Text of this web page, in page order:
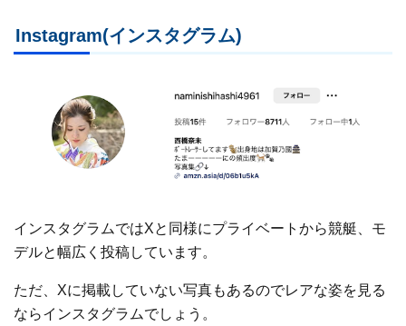
Instagram(インスタグラム)
インスタグラムではXと同様にプライベートから競艇、モ
デルと幅広く投稿しています。
ただ、Xに掲載していない写真もあるのでレアな姿を見る
ならインスタグラムでしょう。